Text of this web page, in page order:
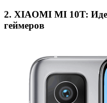
2. XIAOMI MI 10T:
геймеров